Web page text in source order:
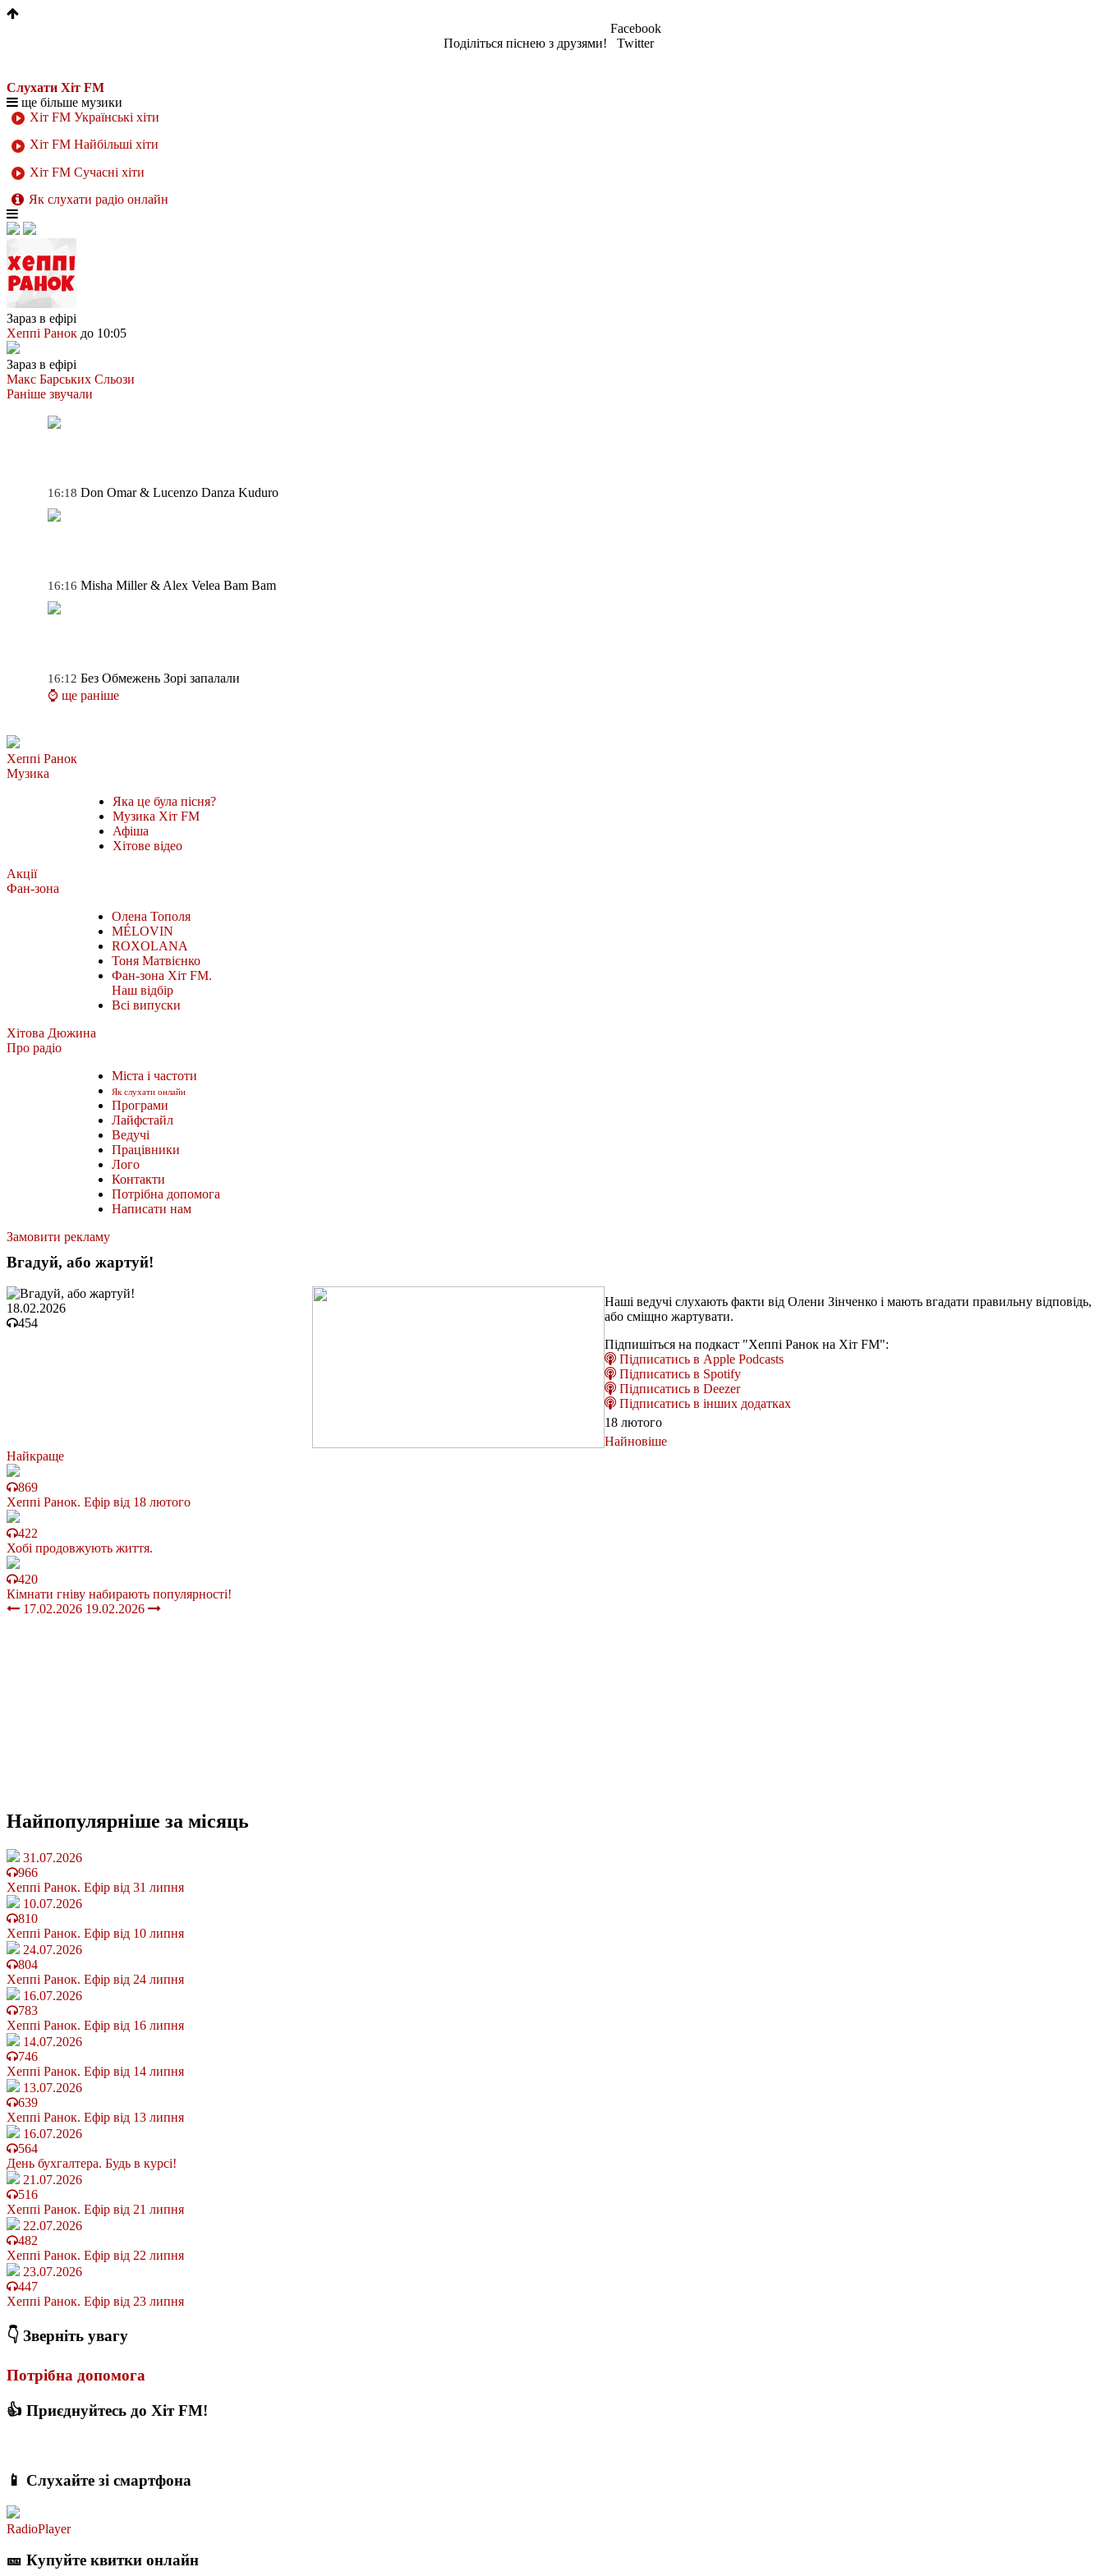
Поділіться піснею з друзями!
Facebook
Twitter
Слухати Хіт FM
ще більше музики
Хіт FM Українські хіти
Хіт FM Найбільші хіти
Хіт FM Сучасні хіти
Як слухати радіо онлайн
Зараз в ефірі
Хеппі Ранок до 10:05
Зараз в ефірі
Макс Барських Сльози
Раніше звучали
16:18 Don Omar & Lucenzo Danza Kuduro
16:16 Misha Miller & Alex Velea Bam Bam
16:12 Без Обмежень Зорі запалали
⌚ ще раніше
Хеппі Ранок
Музика
Яка це була пісня?
Музика Хіт FM
Афіша
Хітове відео
Акції
Фан-зона
Олена Тополя
MÉLOVIN
ROXOLANA
Тоня Матвієнко
Фан-зона Хіт FM.
Наш відбір
Всі випуски
Хітова Дюжина
Про радіо
Міста і частоти
Як слухати онлайн
Програми
Лайфстайл
Ведучі
Працівники
Лого
Контакти
Потрібна допомога
Написати нам
Замовити рекламу
Вгадуй, або жартуй!
18.02.2026
454
Наші ведучі слухають факти від Олени Зінченко і мають вгадати правильну відповідь,
або сміщно жартувати.
Підпишіться на подкаст "Хеппі Ранок на Хіт FM":
Підписатись в Apple Podcasts
Підписатись в Spotify
Підписатись в Deezer
Підписатись в інших додатках
18 лютого
Найновіше
Найкраще
869
Хеппі Ранок. Ефір від 18 лютого
422
Хобі продовжують життя.
420
Кімнати гніву набирають популярності!
17.02.2026 19.02.2026
Найпопулярніше за місяць
31.07.2026
966
Хеппі Ранок. Ефір від 31 липня
10.07.2026
810
Хеппі Ранок. Ефір від 10 липня
24.07.2026
804
Хеппі Ранок. Ефір від 24 липня
16.07.2026
783
Хеппі Ранок. Ефір від 16 липня
14.07.2026
746
Хеппі Ранок. Ефір від 14 липня
13.07.2026
639
Хеппі Ранок. Ефір від 13 липня
16.07.2026
564
День бухгалтера. Будь в курсі!
21.07.2026
516
Хеппі Ранок. Ефір від 21 липня
22.07.2026
482
Хеппі Ранок. Ефір від 22 липня
23.07.2026
447
Хеппі Ранок. Ефір від 23 липня
👇 Зверніть увагу
Потрібна допомога
👍 Приєднуйтесь до Хіт FM!
📱 Слухайте зі смартфона
RadioPlayer
🎫 Купуйте квитки онлайн